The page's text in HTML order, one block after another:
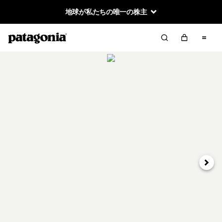
地球が私たちの唯一の株主
次へ